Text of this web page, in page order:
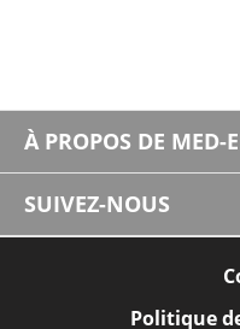
À PROPOS DE MED-
SUIVEZ-NOUS
Politique